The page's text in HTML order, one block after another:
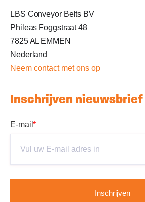
LBS Conveyor Belts BV
Phileas Foggstraat 48
7825 AL EMMEN
Nederland
Neem contact met ons op
Inschrijven nieuwsbrief
E-mail*